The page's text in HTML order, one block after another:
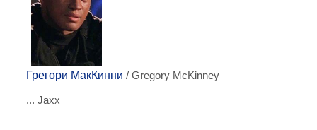
Грегори МакКинни / Gregory McKinney
... Jaxx